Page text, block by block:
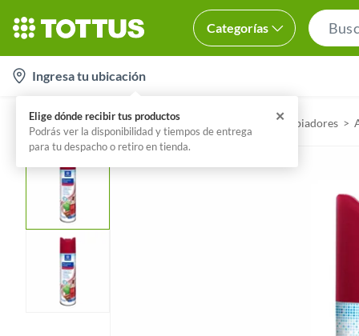
Categorías
Ingresa tu ubicación
Elige dónde recibir tus productos
Podrás ver la disponibilidad y tiempos de entrega
para tu despacho o retiro en tienda.
✕
Home Tottus Utiles de aseo y limpieza - Limpiadores